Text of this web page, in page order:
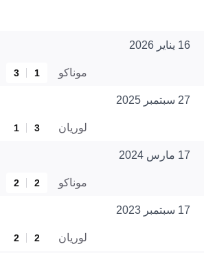
16 يناير 2026
موناكو 1
3
27 سبتمبر 2025
لوريان 3
1
17 مارس 2024
موناكو 2
2
17 سبتمبر 2023
لوريان 2
2